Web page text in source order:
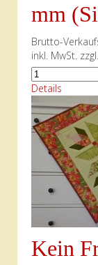
mm
Brutto-
inkl. MwSt. zzgl.
Details
Kein